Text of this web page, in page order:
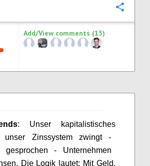
Add/View comments (15)
: Unser kapitalistisches
unser Zinssystem zwingt-
gesprochen - Unternehmen
Die Logik lautet: Mit Geld,